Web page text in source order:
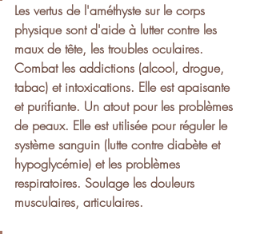
Les vertus de l'améthyste sur le corps
physique sont d'aide à lutter contre les
maux de tête, les troubles oculaires.
Combat les addictions (alcool, drogue,
tabac) et intoxications. Elle est apaisante
et purifiante. Un atout pour les problèmes
de peaux. Elle est utilisée pour réguler le
système sanguin (lutte contre diabète et
hypoglycémie) et les problèmes
respiratoires. Soulage les douleurs
musculaires, articulaires.